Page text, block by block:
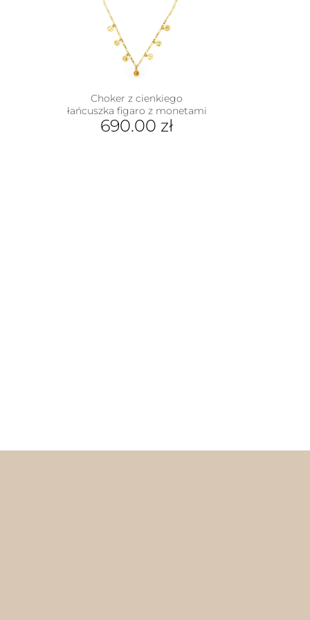
Choker z cienkiego
łańcuszka figaro z monetami
690.00 zł